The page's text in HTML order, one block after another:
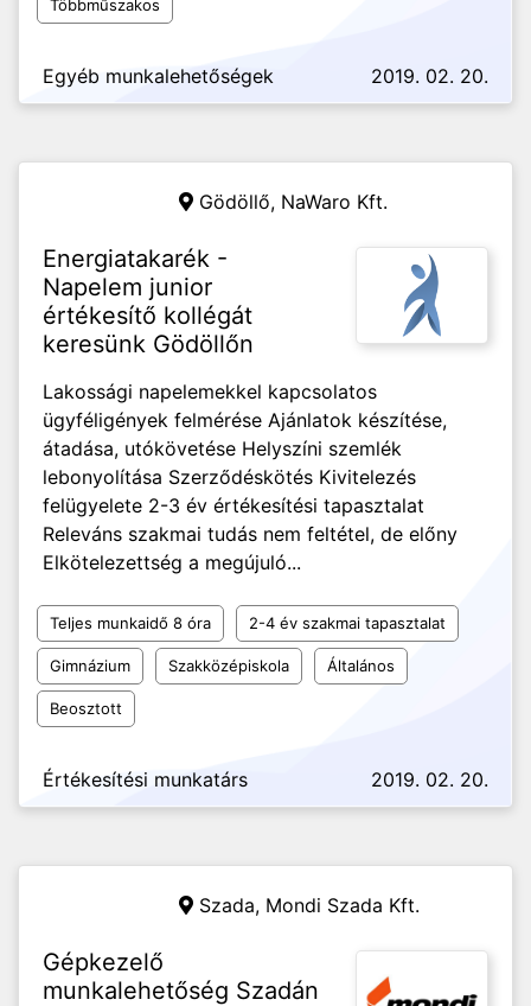
Többműszakos
Egyéb munkalehetőségek 2019. 02. 20.
Gödöllő, NaWaro Kft.
Energiatakarék -
Napelem junior
értékesítő kollégát
keresünk Gödöllőn
Lakossági napelemekkel kapcsolatos
ügyféligények felmérése Ajánlatok készítése,
átadása, utókövetése Helyszíni szemlék
lebonyolítása Szerződéskötés Kivitelezés
felügyelete 2-3 év értékesítési tapasztalat
Releváns szakmai tudás nem feltétel, de előny
Elkötelezettség a megújuló...
Teljes munkaidő 8 óra 2-4 év szakmai tapasztalat
Gimnázium Szakközépiskola Általános
Beosztott
Értékesítési munkatárs 2019. 02. 20.
Szada, Mondi Szada Kft.
Gépkezelő
munkalehetőség Szadán